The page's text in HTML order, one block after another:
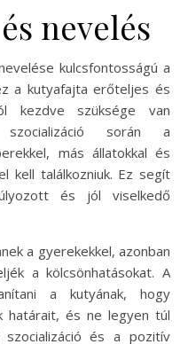
nevelés
kulcsfontosságú a
a kutyafajta erőteljes és
kezdve szüksége van
során a
más állatokkal és
kell találkozniuk. Ez segít
és jól viselkedő
a gyerekekkel, azonban
a kölcsönhatásokat. A
a kutyának, hogy
határait, és ne legyen túl
és a pozitív